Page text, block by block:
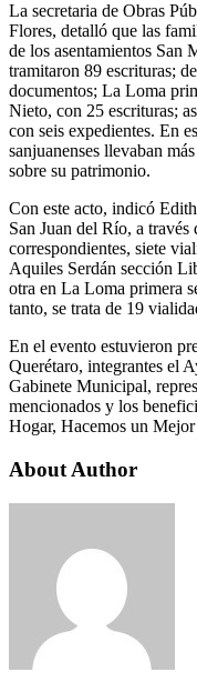
La secretaria de Obras
Flores, detalló que las
de los asentamientos San
tramitaron 89 escrituras;
documentos; La Loma
Nieto, con 25 escrituras;
con seis expedientes. En
sanjuanenses llevaban
sobre su patrimonio.
Con este acto, indicó
San Juan del Río, a
correspondientes, siete
Aquiles Serdán sección
otra en La Loma primera
tanto, se trata de 19
En el evento estuvieron
Querétaro, integrantes el
Gabinete Municipal,
mencionados y los
Hogar, Hacemos un Mejor
About Author